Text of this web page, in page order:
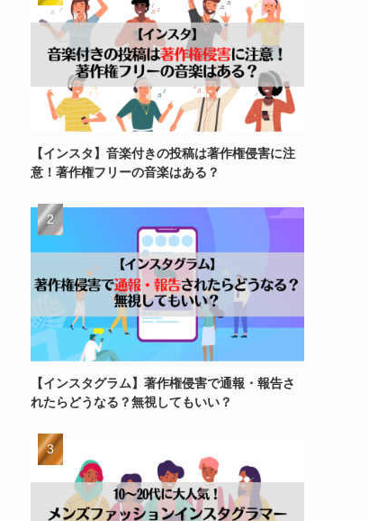
【インスタ】音楽付きの投稿は著作権侵害に注
意！著作権フリーの音楽はある？
【インスタグラム】著作権侵害で通報・報告さ
れたらどうなる？無視してもいい？